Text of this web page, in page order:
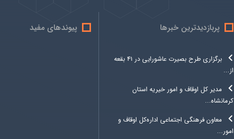
پربازدیدترین خبرها
برگزاری طرح بصیرت عاشورایی در 41 بقعه
از...
مدیر کل اوقاف و امور خیریه استان
کرمانشاه...
معاون فرهنگی اجتماعی اداره‌کل اوقاف و
امور...
پیوندهای مفید